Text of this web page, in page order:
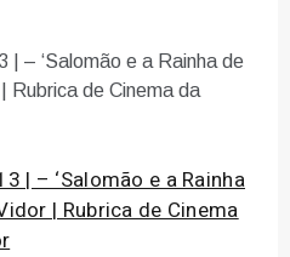
| – ‘Salomão e a Rainha
| Rubrica de Cinema